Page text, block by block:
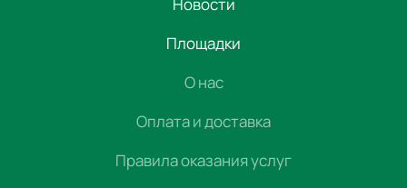
Новости
Площадки
О нас
Оплата и доставка
Правила оказания услуг